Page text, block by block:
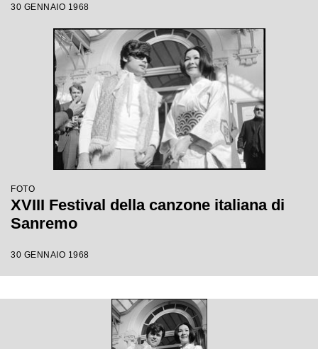
30 GENNAIO 1968
FOTO
XVIII Festival della canzone italiana di
Sanremo
30 GENNAIO 1968